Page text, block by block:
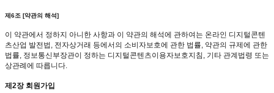
제6조 [약관의 해석]
이 약관에서 정하지 아니한 사항과 이 약관의 해석에 관하여는 온라인 디지털콘텐
츠산업 발전법, 전자상거래 등에서의 소비자보호에 관한 법률, 약관의 규제에 관한
법률, 정보통신부장관이 정하는 디지털콘텐츠이용자보호지침, 기타 관계법령 또는
상관례에 따릅니다.
제2장 회원가입